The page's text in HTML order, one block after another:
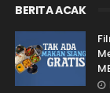
BERITA ACAK